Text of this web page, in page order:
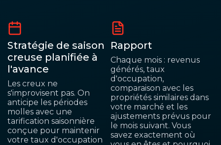
Stratégie de saison
creuse planifiée à
l'avance
Les creux ne
s'improvisent pas. On
anticipe les périodes
molles avec une
tarification saisonnière
conçue pour maintenir
votre taux d'occupation
Rapport
Chaque mois : revenus
générés, taux
d'occupation,
comparaison avec les
propriétés similaires dans
votre marché et les
ajustements prévus pour
le mois suivant. Vous
savez exactement où